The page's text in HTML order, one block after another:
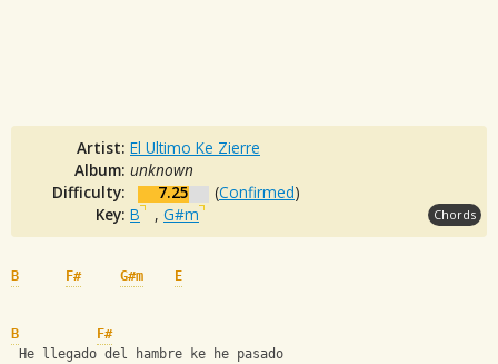
Artist: El Ultimo Ke Zierre
Album: unknown
Difficulty:
7.25 (Confirmed)
Key: B , G#m Chords
B F# G#m E
B
F#
He llegado del hambre ke he pasado